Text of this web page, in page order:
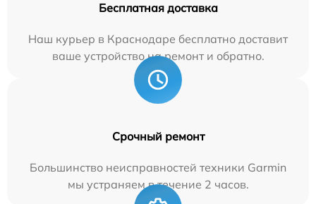
Бесплатная доставка
Наш курьер в Краснодаре бесплатно доставит
ваше устройство на ремонт и обратно.
Срочный ремонт
Большинство неисправностей техники Garmin
мы устраняем в течение 2 часов.